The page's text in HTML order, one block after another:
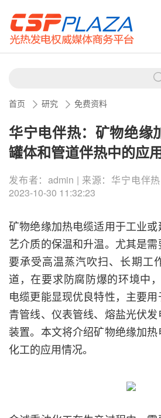
首页 研究 免费资料
华宁电伴热：矿物绝缘
罐体和管道伴热中的应
发布者：admin | 来源：华宁电伴
2023-10-30 11:32:23
矿物绝缘加热电缆适用于工业
艺介质的保温和升温。尤其是
要承受高温蒸汽吹扫、长期工
道，在要求防腐防爆的环境中
电缆更能显现优良特性，主要
青管线、仪表管线、熔盐光伏
装置。本文将介绍矿物绝缘加
化工的应用情况。